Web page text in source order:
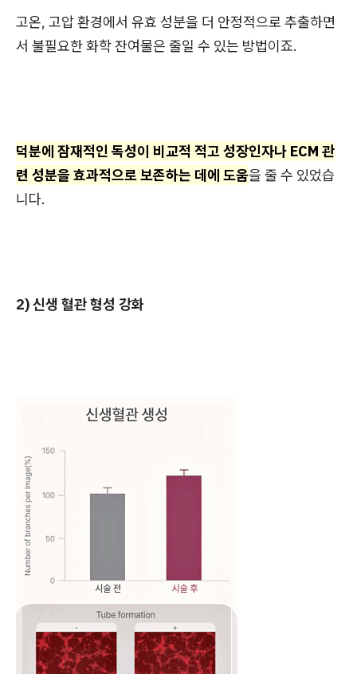
고온, 고압 환경에서 유효 성분을 더 안정적으로 추출하면
서 불필요한 화학 잔여물은 줄일 수 있는 방법이죠.
덕분에 잠재적인 독성이 비교적 적고 성장인자나 ECM 관
련 성분을 효과적으로 보존하는 데에 도움을 줄 수 있었습
니다.
2) 신생 혈관 형성 강화